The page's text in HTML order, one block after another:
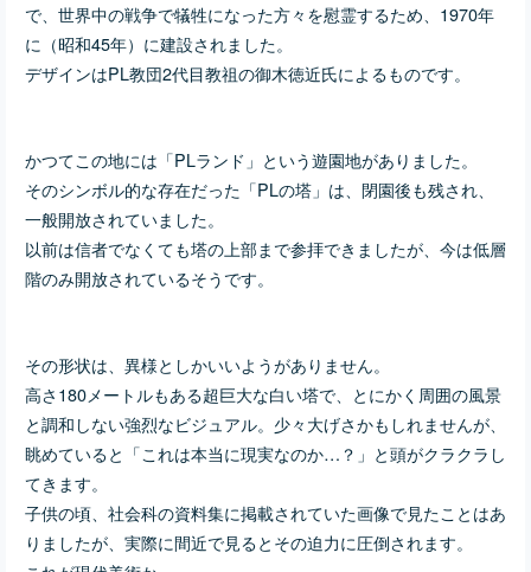
で、世界中の戦争で犠牲になった方々を慰霊するため、1970年
に（昭和45年）に建設されました。
デザインはPL教団2代目教祖の御木徳近氏によるものです。
かつてこの地には「PLランド」という遊園地がありました。
そのシンボル的な存在だった「PLの塔」は、閉園後も残され、
一般開放されていました。
以前は信者でなくても塔の上部まで参拝できましたが、今は低層
階のみ開放されているそうです。
その形状は、異様としかいいようがありません。
高さ180メートルもある超巨大な白い塔で、とにかく周囲の風景
と調和しない強烈なビジュアル。少々大げさかもしれませんが、
眺めていると「これは本当に現実なのか…？」と頭がクラクラし
てきます。
子供の頃、社会科の資料集に掲載されていた画像で見たことはあ
りましたが、実際に間近で見るとその迫力に圧倒されます。